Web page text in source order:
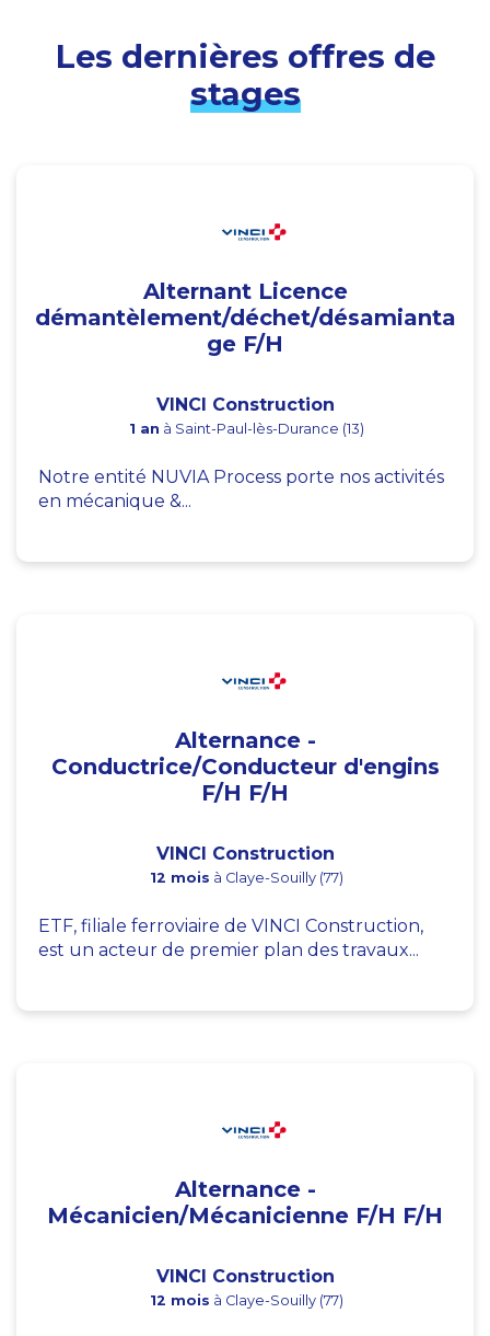
Les dernières offres de
stages
Alternant Licence
démantèlement/déchet/désamianta
ge F/H
VINCI Construction
1 an à Saint-Paul-lès-Durance (13)
Notre entité NUVIA Process porte nos activités
en mécanique &...
Alternance -
Conductrice/Conducteur d'engins
F/H F/H
VINCI Construction
12 mois à Claye-Souilly (77)
ETF, filiale ferroviaire de VINCI Construction,
est un acteur de premier plan des travaux...
Alternance -
Mécanicien/Mécanicienne F/H F/H
VINCI Construction
12 mois à Claye-Souilly (77)